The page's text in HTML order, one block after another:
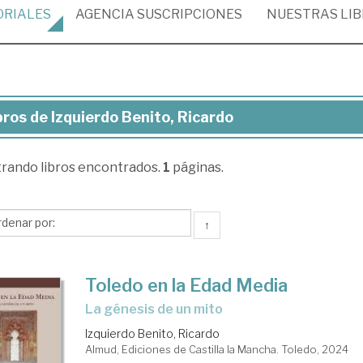
AGENCIA SUSCRIPCIONES NUESTRAS
de Izquierdo Benito, Ricardo
libros encontrados. 1 páginas.
↑
Toledo en la Edad Media
La génesis de un mito
Izquierdo Benito, Ricardo
Almud, Ediciones de Castilla la Mancha. Toledo, 2024